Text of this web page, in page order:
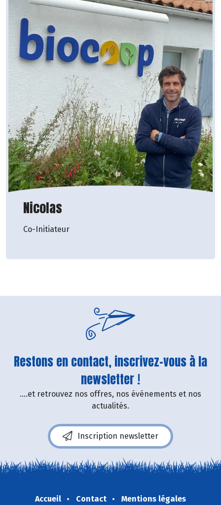
Nicolas
Co-Initiateur
Restons en contact, inscrivez-vous à la
newsletter !
....et retrouvez nos offres, nos événements et nos
actualités.
Inscription newsletter
Accueil Contact
Mentions légales